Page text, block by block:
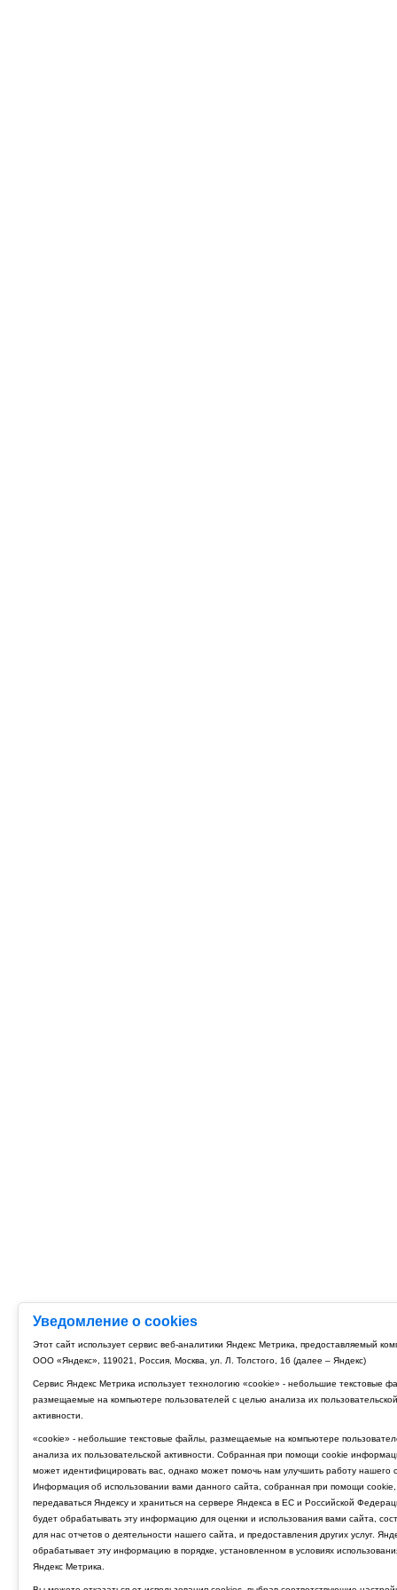
Уведомление о cookies
Этот сайт использует сервис веб-аналитики Яндекс Метрика, предоставляемый
ООО «Яндекс», 119021, Россия, Москва, ул. Л. Толстого, 16 (далее – Яндекс)
Сервис Яндекс Метрика использует технологию «cookie» - небольшие текстовые
размещаемые на компьютере пользователей с целью анализа их пользовательской
активности.
«cookie» - небольшие текстовые файлы, размещаемые на компьютере
анализа их пользовательской активности. Собранная при помощи cookie
может идентифицировать вас, однако может помочь нам улучшить работу нашего
Информация об использовании вами данного сайта, собранная при помощи cookie,
передаваться Яндексу и храниться на сервере Яндекса в ЕС и Российской
будет обрабатывать эту информацию для оценки и использования вами сайта,
для нас отчетов о деятельности нашего сайта, и предоставления других услуг.
обрабатывает эту информацию в порядке, установленном в условиях
Яндекс Метрика.